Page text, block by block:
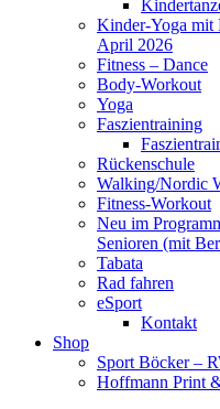
Kinder-Yoga mit
April 2026
Fitness – Dance
Body-Workout
Yoga
Faszientraining
Rückenschule
Walking/Nordic
Fitness-Workout
Neu im
Senioren (mit
Tabata
Rad fahren
eSport
Kontakt
Shop
Sport Böcker –
Hoffmann Print